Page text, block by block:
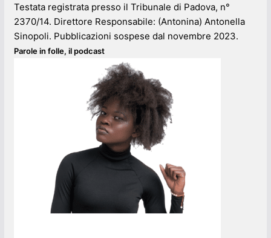
Testata registrata presso il Tribunale di Padova, n°
2370/14. Direttore Responsabile: (Antonina) Antonella
Sinopoli. Pubblicazioni sospese dal novembre 2023.
Parole in folle, il podcast